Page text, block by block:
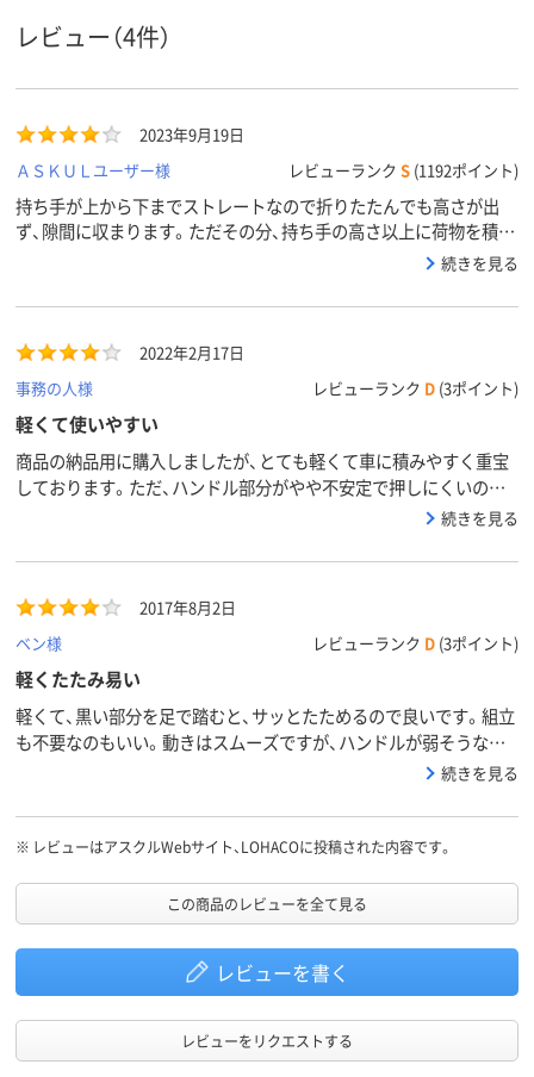
レビュー（4件）
2023年9月19日
ＡＳＫＵＬユーザー様
レビューランク S (1192ポイント)
持ち手が上から下までストレートなので折りたたんでも高さが出
ず、隙間に収まります。ただその分、持ち手の高さ以上に荷物を積む
と、持つ部分がなくなるので、押しづらいと感じることがあります。
続きを見る
2022年2月17日
事務の人様
レビューランク D (3ポイント)
軽くて使いやすい
商品の納品用に購入しましたが、とても軽くて車に積みやすく重宝
しております。ただ、ハンドル部分がやや不安定で押しにくいのと、
ストッパーがないので台車自体が動いてしまうのが残念です。屋内
続きを見る
2017年8月2日
ベン様
レビューランク D (3ポイント)
軽くたたみ易い
軽くて、黒い部分を足で踏むと、サッとたためるので良いです。組立
も不要なのもいい。動きはスムーズですが、ハンドルが弱そうな感
じで、方向転換の時などに注意が必要です。側溝の網目にハマって
せたら大変そうです。
続きを見る
※ レビューはアスクルWebサイト、LOHACOに投稿された内容です。
この商品のレビューを全て見る
レビューを書く
レビューをリクエストする